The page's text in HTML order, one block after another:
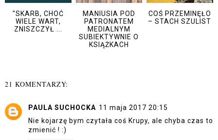
"SKARB, CHOĆ
WIELE WART,
ZNISZCZYŁ ...
MANIUSIA POD
PATRONATEM
MEDIALNYM
SUBIEKTYWNIE O
KSIĄŻKACH
COŚ PRZEMINĘŁO
– STACH SZULIST
21 KOMENTARZY:
PAULA SUCHOCKA 11 maja 2017 20:15
Nie kojarzę bym czytała coś Krupy, ale chyba czas to
zmienić ! :)